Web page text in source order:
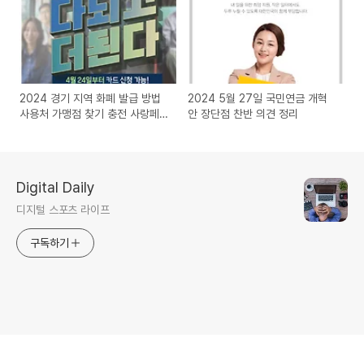
2024 경기 지역 화폐 발급 방법
사용처 가맹점 찾기 충전 사랑페
2024 5월 27일 국민연금 개혁
안 장단점 찬반 의견 정리
Digital Daily
디지털 스포츠 라이프
구독하기